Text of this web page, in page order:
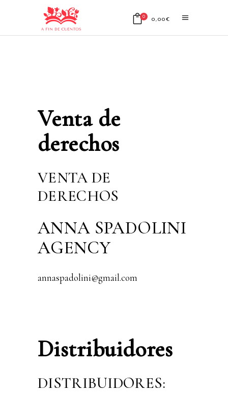
0 0,00€
Venta de
derechos
VENTA DE
DERECHOS
ANNA SPADOLINI
AGENCY
annaspadolini@gmail.com
Distribuidores
DISTRIBUIDORES: